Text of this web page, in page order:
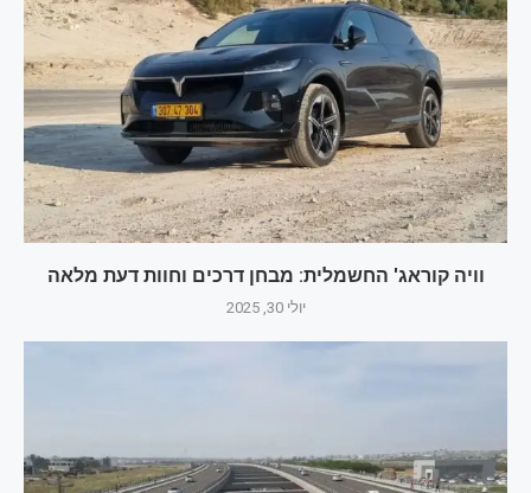
וויה קוראג' החשמלית: מבחן דרכים וחוות דעת מלאה
יולי 30, 2025